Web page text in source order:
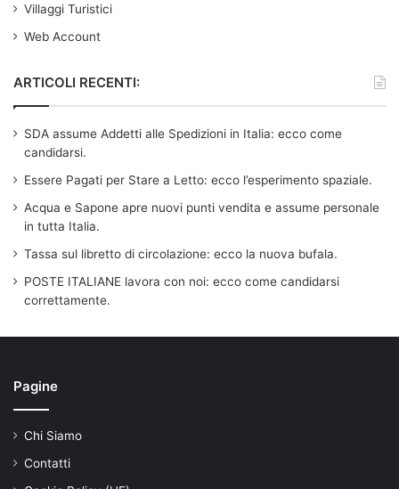
Villaggi Turistici
Web Account
ARTICOLI RECENTI:
SDA assume Addetti alle Spedizioni in Italia: ecco come
candidarsi.
Essere Pagati per Stare a Letto: ecco l’esperimento spaziale.
Acqua e Sapone apre nuovi punti vendita e assume personale
in tutta Italia.
Tassa sul libretto di circolazione: ecco la nuova bufala.
POSTE ITALIANE lavora con noi: ecco come candidarsi
correttamente.
Pagine
Chi Siamo
Contatti